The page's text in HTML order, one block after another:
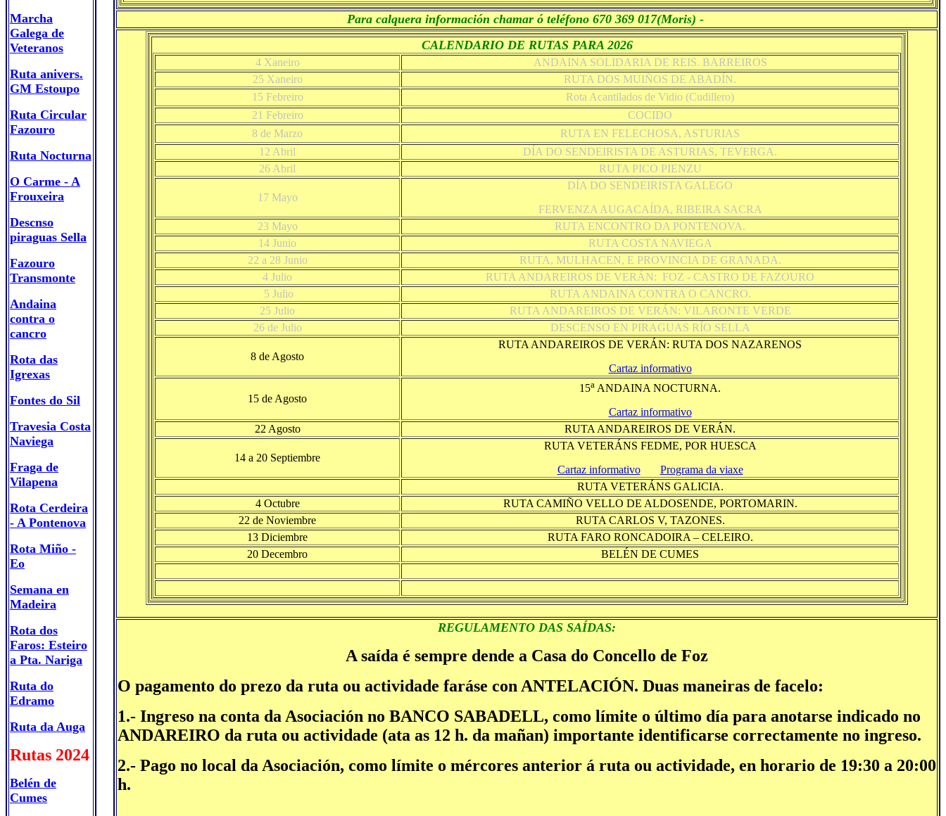
Marcha
Galega de
Veteranos
Ruta anivers.
GM Estoupo
Ruta Circular
Fazouro
Ruta Nocturna
O Carme - A
Frouxeira
Descnso
piraguas Sella
Fazouro
Transmonte
Andaina
contra o
cancro
Rota das
Igrexas
Fontes do Sil
Travesia Costa
Naviega
Fraga de
Vilapena
Rota Cerdeira
- A Pontenova
Rota Miño -
Eo
Semana en
Madeira
Rota dos
Faros: Esteiro
a Pta. Nariga
Ruta do
Edramo
Ruta da Auga
Rutas 2024
Belén de
Cumes
Para calquera información chamar ó teléfono 670 369 017(Moris) -
CALENDARIO DE RUTAS PARA 2026
4 Xaneiro
ANDAINA SOLIDARIA DE REIS. BARREIROS
25 Xaneiro
RUTA DOS MUIÑOS DE ABADÍN.
15 Febreiro
Rota Acantilados de Vidio (Cudillero)
21 Febreiro
COCIDO
8 de Marzo
RUTA EN FELECHOSA, ASTURIAS
12 Abril
DÍA DO SENDEIRISTA DE ASTURIAS, TEVERGA.
26 Abril
RUTA PICO PIENZU
17 Mayo
DÍA DO SENDEIRISTA GALEGO
FERVENZA AUGACAÍDA, RIBEIRA SACRA
23 Mayo
RUTA ENCONTRO DA PONTENOVA.
14 Junio
RUTA COSTA NAVIEGA
22 a 28 Junio
RUTA, MULHACEN, E PROVINCIA DE GRANADA.
4 Julio
RUTA ANDAREIROS DE VERÁN: FOZ - CASTRO DE FAZOURO
5 Julio
RUTA ANDAINA CONTRA O CANCRO.
25 Julio
RUTA ANDAREIROS DE VERÁN: VILARONTE VERDE
26 de Julio
DESCENSO EN PIRAGUAS RÍO SELLA
8 de Agosto
RUTA ANDAREIROS DE VERÁN: RUTA DOS NAZARENOS
Cartaz informativo
15 de Agosto
15a ANDAINA NOCTURNA.
Cartaz informativo
22 Agosto
RUTA ANDAREIROS DE VERÁN.
14 a 20 Septiembre
RUTA VETERÁNS FEDME, POR HUESCA
Cartaz informativo
Programa da viaxe
RUTA VETERÁNS GALICIA.
4 Octubre
RUTA CAMIÑO VELLO DE ALDOSENDE, PORTOMARIN.
22 de Noviembre
RUTA CARLOS V, TAZONES.
13 Diciembre
RUTA FARO RONCADOIRA – CELEIRO.
20 Decembro
BELÉN DE CUMES
REGULAMENTO DAS SAÍDAS:
A saída é sempre dende a Casa do Concello de Foz
O pagamento do prezo da ruta ou actividade faráse con ANTELACIÓN. Duas maneiras de facelo:
1.- Ingreso na conta da Asociación no BANCO SABADELL, como límite o último día para anotarse indicado no
ANDAREIRO da ruta ou actividade (ata as 12 h. da mañan) importante identificarse correctamente no ingreso.
2.- Pago no local da Asociación, como límite o mércores anterior á ruta ou actividade, en horario de 19:30 a 20:00
h.